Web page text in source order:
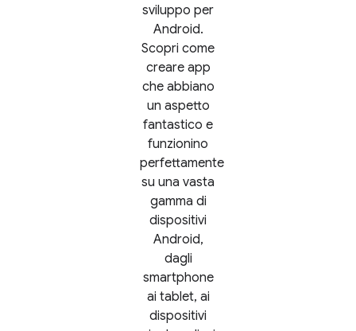
sviluppo per
Android.
Scopri come
creare app
che abbiano
un aspetto
fantastico e
funzionino
perfettamente
su una vasta
gamma di
dispositivi
Android,
dagli
smartphone
ai tablet, ai
dispositivi